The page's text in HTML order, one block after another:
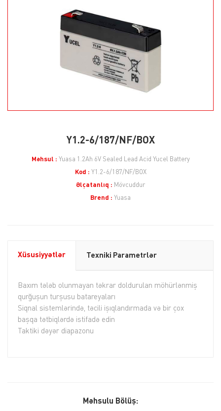
Y1.2-6/187/NF/BOX
Məhsul : Yuasa 1.2Ah 6V Sealed Lead Acid Yucel Battery
Kod : Y1.2-6/187/NF/BOX
Əlçatanlıq : Mövcuddur
Brend : Yuasa
Xüsusiyyətlər Texniki Parametrlər
Baxım tələb olunmayan təkrar doldurulan möhürlənmiş
qurğuşun turşusu batareyaları
Siqnal sistemlərində, təcili işıqlandırmada və bir çox
başqa tətbiqlərdə istifadə edin
Taktiki dəyər diapazonu
Məhsulu Bölüş: